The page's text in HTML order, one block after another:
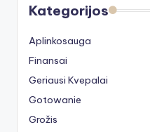
Kategorijos
Aplinkosauga
Finansai
Geriausi Kvepalai
Gotowanie
Grožis